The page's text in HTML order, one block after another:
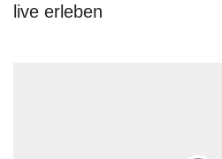
live erleben